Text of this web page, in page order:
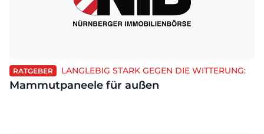
RATGEBER LANGLEBIG STARK GEGEN DIE WITTERUNG:
Mammutpaneele für außen